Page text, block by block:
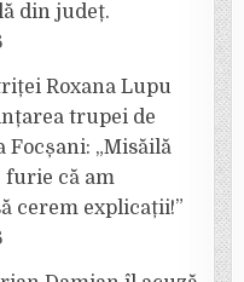
din județ.
Roxana Lupu
trupei de
Focșani: „Misăilă
furie că am
cerem explicații!”